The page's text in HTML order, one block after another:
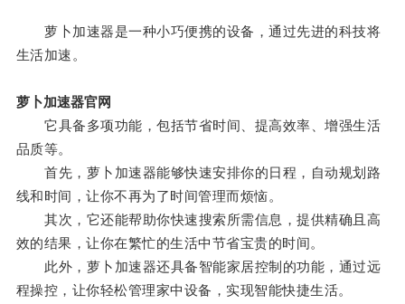
萝卜加速器是一种小巧便携的设备，通过先进的科技将
生活加速。
萝卜加速器官网
它具备多项功能，包括节省时间、提高效率、增强生活
品质等。
首先，萝卜加速器能够快速安排你的日程，自动规划路
线和时间，让你不再为了时间管理而烦恼。
其次，它还能帮助你快速搜索所需信息，提供精确且高
效的结果，让你在繁忙的生活中节省宝贵的时间。
此外，萝卜加速器还具备智能家居控制的功能，通过远
程操控，让你轻松管理家中设备，实现智能快捷生活。